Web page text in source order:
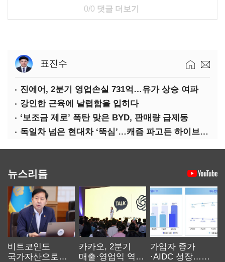
0/0 댓글 더보기
표진수
진에어, 2분기 영업손실 731억…유가 상승 여파
강인한 근육에 날렵함을 입히다
‘보조금 제로’ 폭탄 맞은 BYD, 판매량 급제동
독일차 넘은 현대차 ‘뚝심’…캐즘 파고든 하이브리드 역전극
뉴스리듬
비트코인도
국가자산으로…'
카카오, 2분기
매출·영업익 역대
가입자 증가
·AIDC 성장…